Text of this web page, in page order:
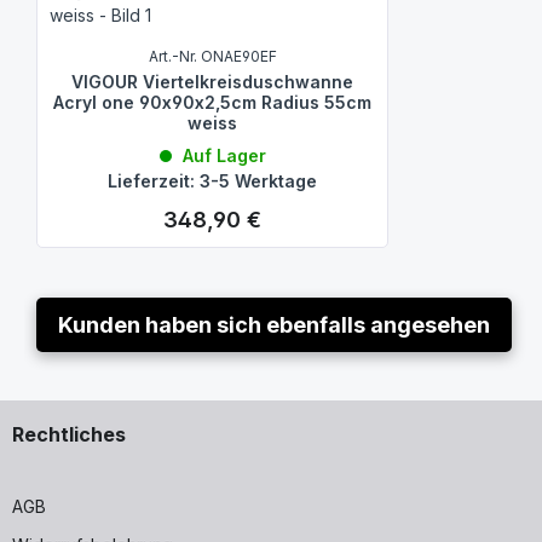
Art.-Nr. ONAE90EF
VIGOUR Viertelkreisduschwanne
Acryl one 90x90x2,5cm Radius 55cm
weiss
Auf Lager
Lieferzeit: 3-5 Werktage
Regulärer Preis:
348,90 €
Kunden haben sich ebenfalls angesehen
Rechtliches
AGB